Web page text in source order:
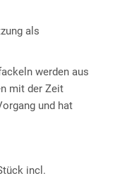
als
werden aus
mit der Zeit
und hat
incl.